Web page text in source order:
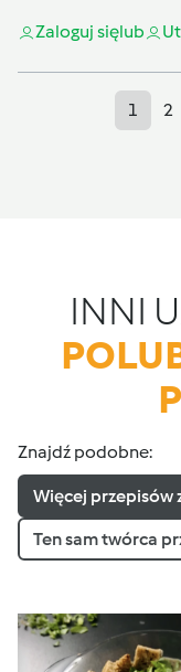
Zaloguj sięlub
1 2
INNI
Znajdź podobne:
Więcej przepisów
Ten sam twórca